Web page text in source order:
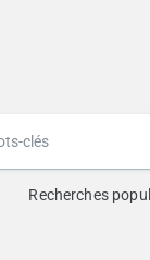
Recherches